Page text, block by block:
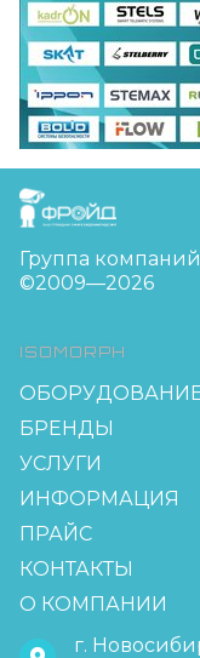
FreudGroup
Группа
©2009—2026
ISOMORPH
БРЕНДЫ
УСЛУГИ
ИНФОРМАЦИЯ
ПРАЙС
КОНТАКТЫ
О КОМПАНИИ
г.